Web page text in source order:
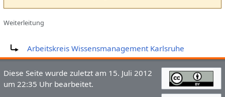
Weiterleitung
Arbeitskreis Wissensmanagement Karlsruhe
Diese Seite wurde zuletzt am 15. Juli 2012
um 22:35 Uhr bearbeitet.